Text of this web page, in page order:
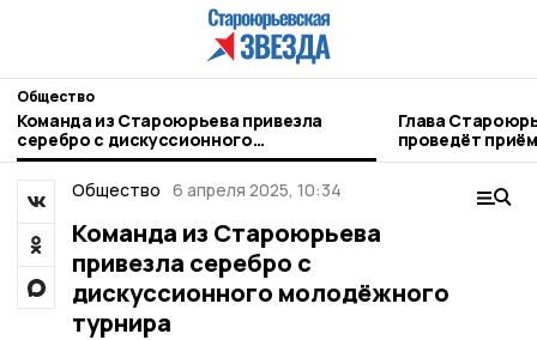
Общество
Команда из Староюрьева привезла
серебро с дискуссионного
молодёжного турнира
Глава
проведёт
родных
Общество 6 апреля 2025, 10:34
Команда из Староюрьева
привезла серебро с
дискуссионного молодёжного
турнира